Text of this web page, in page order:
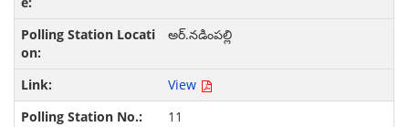
అర్.నడింపల్లి
View
11